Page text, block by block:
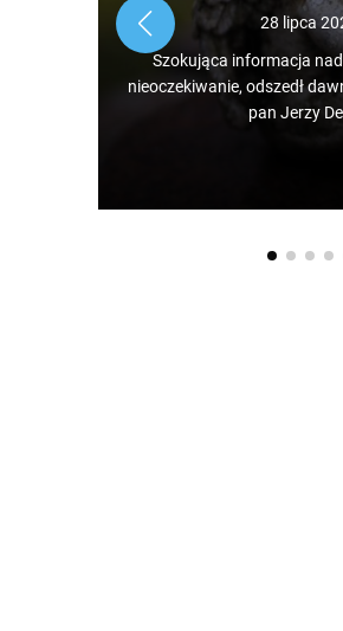
28 lipca
Szokująca informacja
nieoczekiwanie, odszedł
pan Jerzy